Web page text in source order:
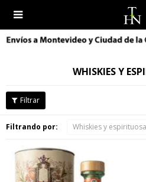

WHISKIES Y
Filtrando por: Whiskies y